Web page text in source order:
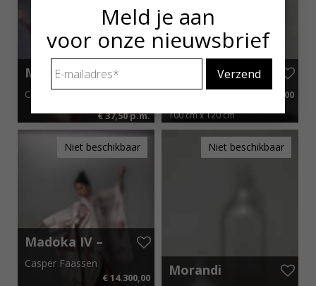
Mado I
Casper Faassen
€ 37,50 p.m.
Matchima
Void I € 6.900,00
100 cm x 120 cm
€ 103,50 p.m.
Niet beschikbaar
Madoka IV –
Casper Faassen
€ 14.300,00
Niet beschikbaar
Morandi
Meld je aan
voor onze nieuwsbrief
mailadres *